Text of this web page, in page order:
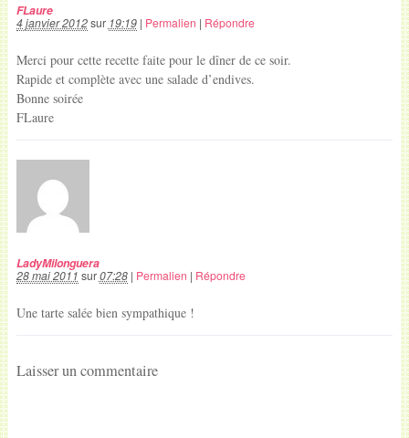
FLaure
4 janvier 2012sur 19:19| Permalien | Répondre
Merci pour cette recette faite pour le dîner de ce soir.
Rapide et complète avec une salade d’endives.
Bonne soirée
FLaure
LadyMilonguera
28 mai 2011 sur07:28| Permalien | Répondre
Une tarte salée bien sympathique !
Laisser un commentaire